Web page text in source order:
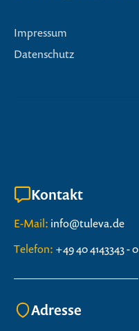
Impressum
Datenschutz
Kontakt
E-Mail: info@tuleva.de
Telefon: +49 40 4143343 - 0
Adresse